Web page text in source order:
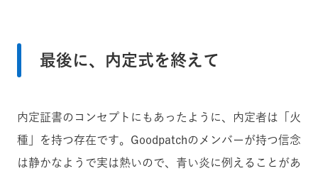
最後に、内定式を終えて
内定証書のコンセプトにもあったように、内定者は「火
種」を持つ存在です。Goodpatchのメンバーが持つ信念
は静かなようで実は熱いので、青い炎に例えることがあ